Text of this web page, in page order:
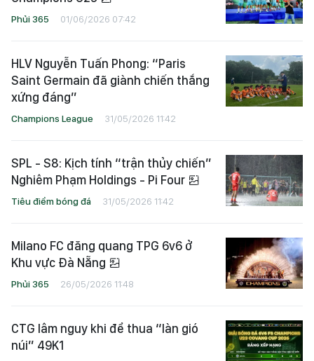
Phủi 365 01/06/2026 07:42
HLV Nguyễn Tuấn Phong: “Paris
Saint Germain đã giành chiến thắng
xứng đáng”
Champions League 31/05/2026 11:42
SPL - S8: Kịch tính “trận thủy chiến”
Nghiêm Phạm Holdings - Pi Four
Tiêu điểm bóng đá 31/05/2026 11:42
Milano FC đăng quang TPG 6v6 ở
Khu vực Đà Nẵng
Phủi 365 26/05/2026 11:48
CTG lâm nguy khi để thua “làn gió
núi” 49K1